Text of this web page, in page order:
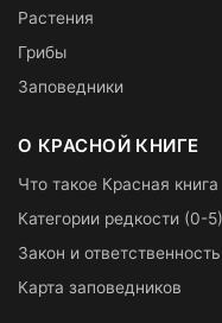
Растения
Грибы
Заповедники
О КРАСНОЙ КНИГЕ
Что такое Красная книга
Категории редкости (0-5)
Закон и ответственность
Карта заповедников